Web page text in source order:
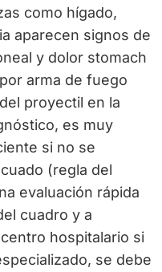
como hígado,
aparecen signos de
y dolor stomach
arma de fuego
proyectil en la
es muy
si no se
(regla del
evaluación rápida
cuadro y a
hospitalario si
se debe